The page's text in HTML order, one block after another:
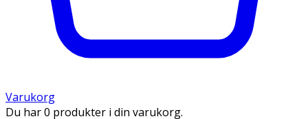
Varukorg
Du har 0 produkter i din varukorg.